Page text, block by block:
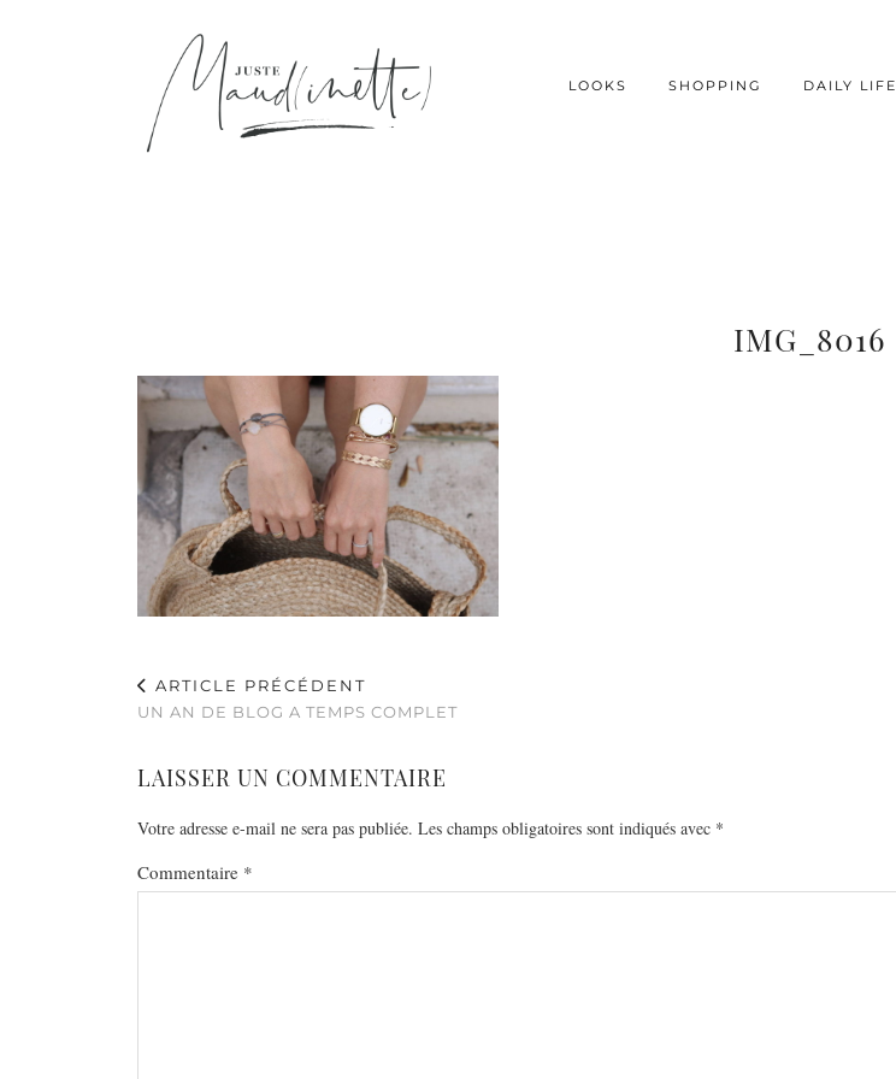
LOOKS SHOPPING DAILY LIFE
IMG_8016
ARTICLE PRÉCÉDENT
UN AN DE BLOG A TEMPS COMPLET
LAISSER UN COMMENTAIRE
Votre adresse e-mail ne sera pas publiée. Les champs obligatoires sont indiqués avec *
Commentaire *